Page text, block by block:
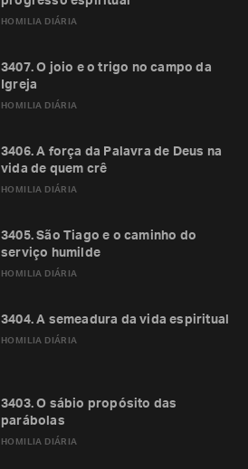
HOMILIA DIÁRIA
HOMILIA DIÁRIA
3407. O joio e o trigo no campo da
Igreja
HOMILIA DIÁRIA
3406. A força da Palavra de Deus na
vida de quem crê
HOMILIA DIÁRIA
3405. São Tiago e o caminho do
serviço humilde
HOMILIA DIÁRIA
3404. A semeadura da vida espiritual
HOMILIA DIÁRIA
3403. O sábio propósito das
parábolas